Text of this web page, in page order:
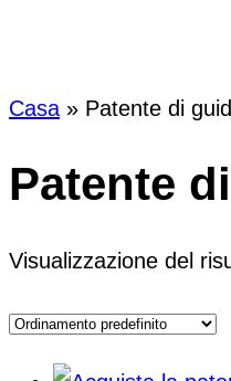
Casa » Patente di
Patente
Visualizzazione del